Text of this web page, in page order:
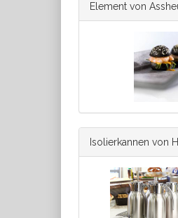
Element von
Isolierkannen von